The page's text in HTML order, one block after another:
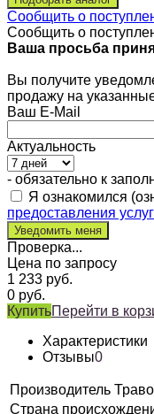
Сообщить о
Сообщить о
Ваша просьба
Вы получите
продажу на
Ваш E-Mail
Актуальность
- обязательно к
Я ознакомился
предоставления услуг
Проверка...
Цена по запросу
1 233 руб.
0 руб.
КупитьПерейти в
Характеристики
Отзывы0
Производитель
Страна